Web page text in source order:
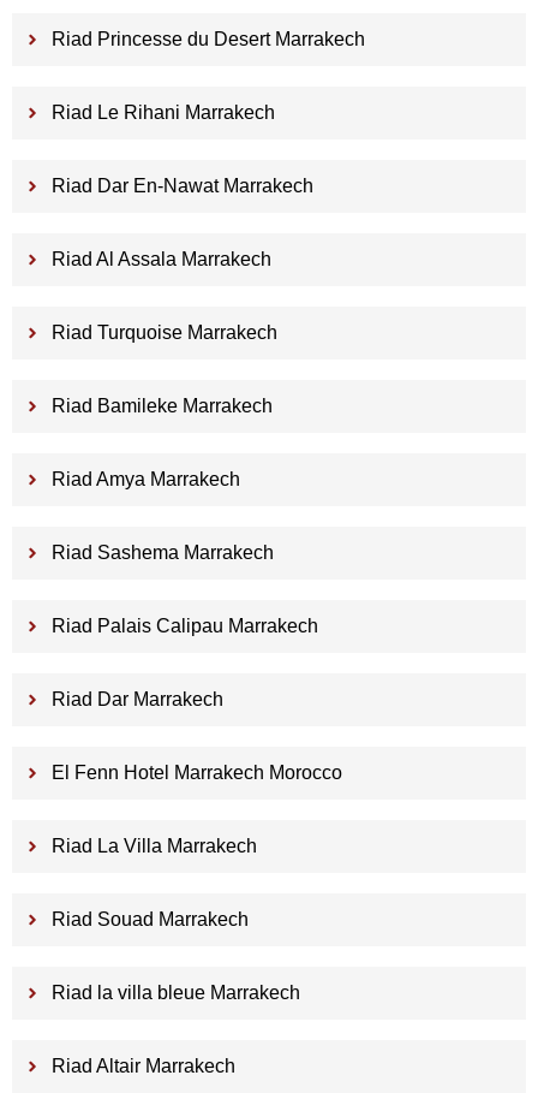
Riad Princesse du Desert Marrakech
Riad Le Rihani Marrakech
Riad Dar En-Nawat Marrakech
Riad Al Assala Marrakech
Riad Turquoise Marrakech
Riad Bamileke Marrakech
Riad Amya Marrakech
Riad Sashema Marrakech
Riad Palais Calipau Marrakech
Riad Dar Marrakech
El Fenn Hotel Marrakech Morocco
Riad La Villa Marrakech
Riad Souad Marrakech
Riad la villa bleue Marrakech
Riad Altair Marrakech